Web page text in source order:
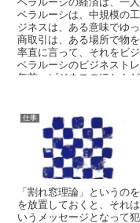
ベラルーシは、中規模の
ジネスは、ある意味でゆ
商取引は、ある場所で物
率直に言って、それをビ
ベラルーシのビジネスト
年前、ビジネスのほとん
仕事
「割れ窓理論」というの
を放置しておくと、それ
いうメッセージとなって